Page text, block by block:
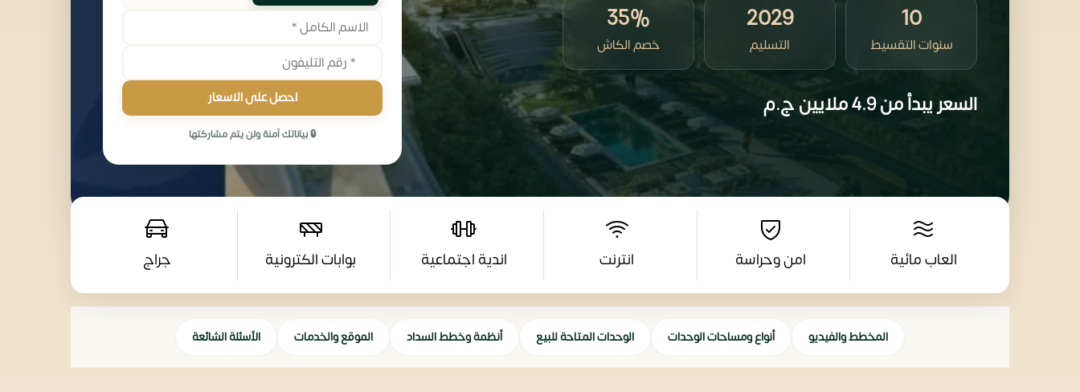
10
سنوات التقسيط
2029
التسليم
35%
خصم الكاش
السعر يبدأ من4.9 ملايين ج.م احصل على الاسعار
🔒 بياناتك آمنة ولن يتم مشاركتها
العاب مائية امن وحراسة انترنت اندية اجتماعية بوابات الكترونية جراج
المخطط والفيديو أنواع ومساحات الوحدات الوحدات المتاحة للبيع أنظمة وخطط السداد الموقع والخدمات الأسئلة الشائعة